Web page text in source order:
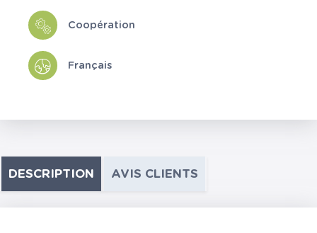
Coopération
Français
DESCRIPTION AVIS CLIENTS